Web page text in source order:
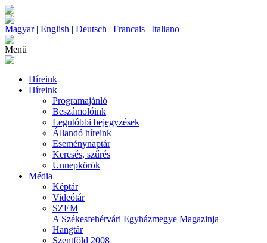
Magyar| English | Deutsch | Francais | Italiano
Menü
Híreink
Híreink
Programajánló
Beszámolóink
Legutóbbi bejegyzések
Állandó híreink
Eseménynaptár
Keresés, szűrés
Ünnepkörök
Média
Képtár
Videótár
SZEM
A Székesfehérvári Egyházmegye Magazinja
Hangtár
Szentföld 2008